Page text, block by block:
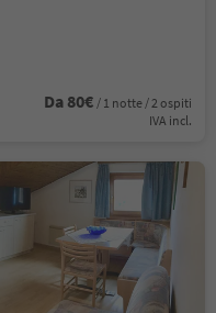
Da 80€ / 1 notte / 2 ospiti
IVA incl.